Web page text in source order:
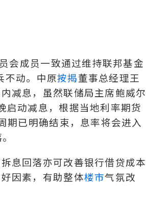
会成员一致通过维持联邦基金
不动。中原按揭董事总经理王
减息，虽然联储局主席鲍威尔
启动减息，根据当地利率期货
期已明确结束，息率将会进入
息回落亦可改善银行借贷成本
因素，有助整体楼市气氛改